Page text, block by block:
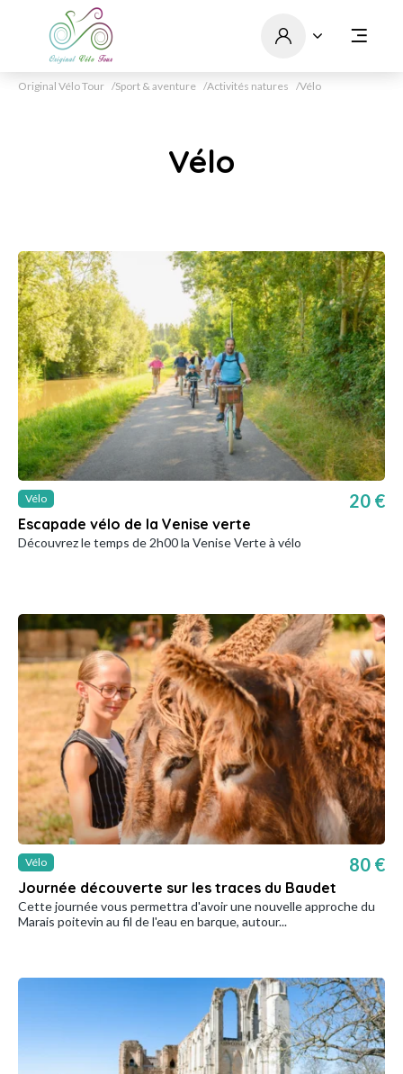
Original Vélo Tour Sport & aventure Activités natures Vélo
Vélo
Vélo
Escapade vélo de la Venise verte
20 €
Découvrez le temps de 2h00 la Venise Verte à vélo
Vélo
Journée découverte sur les traces du Baudet
80 €
Cette journée vous permettra d'avoir une nouvelle approche du
Marais poitevin au fil de l'eau en barque, autour...